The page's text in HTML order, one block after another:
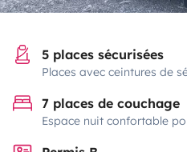
5 places sécurisées
Places avec ceintures de
7 places de couchage
Espace nuit confortable